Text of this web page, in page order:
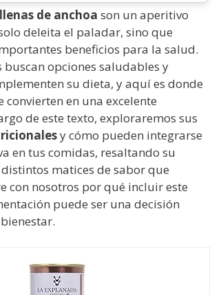
de anchoa son un aperitivo
deleita el paladar, sino que
beneficios para la salud.
buscan opciones saludables y
su dieta, y aquí es donde
convierten en una excelente
de este texto, exploraremos sus
y cómo pueden integrarse
en tus comidas, resaltando su
matices de sabor que
con nosotros por qué incluir este
puede ser una decisión